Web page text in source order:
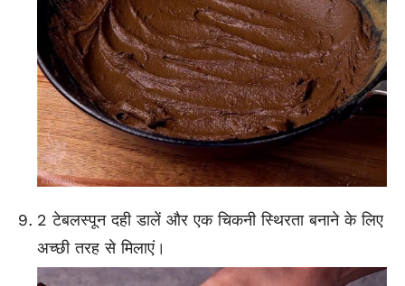
2 टेबलस्पून दही डालें और एक चिकनी स्थिरता बनाने के लिए
अच्छी तरह से मिलाएं।